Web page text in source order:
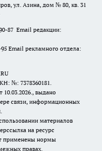
ул. Азина, дом № 80, кв. 31
87 Email редакции:
Email рекламного отдела:
№: 7378360181.
выдано
связи, информационных
материалов
на ресурс
применены нормы
правах.